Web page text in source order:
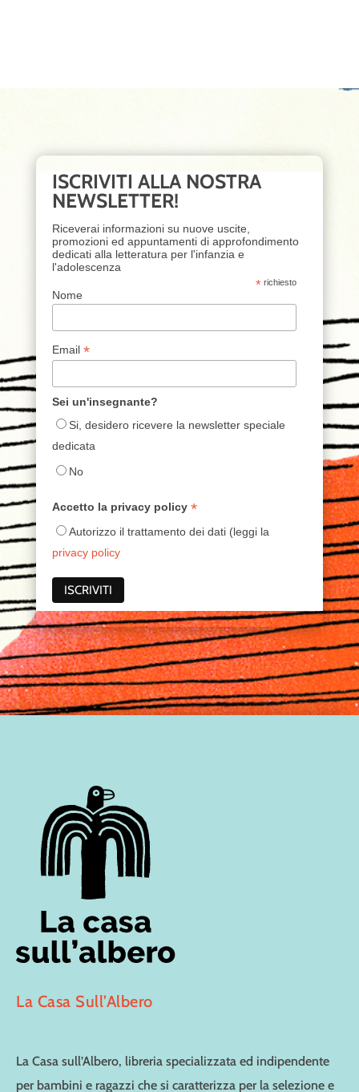
ISCRIVITI ALLA NOSTRA
NEWSLETTER!
Riceverai informazioni su nuove uscite,
promozioni ed appuntamenti di approfondimento
dedicati alla letteratura per l'infanzia e
l'adolescenza
* richiesto
Nome
Email *
Sei un'insegnante?
Si, desidero ricevere la newsletter speciale
dedicata
No
Accetto la privacy policy *
Autorizzo il trattamento dei dati (leggi la
privacy policy
La Casa Sull’Albero
La Casa sull’Albero, libreria specializzata ed indipendente
per bambini e ragazzi che si caratterizza per la selezione e